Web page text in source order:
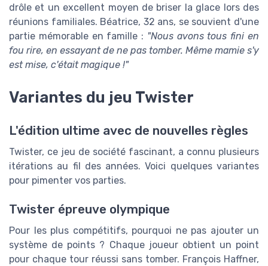
drôle et un excellent moyen de briser la glace lors des
réunions familiales. Béatrice, 32 ans, se souvient d'une
partie mémorable en famille : "Nous avons tous fini en
fou rire, en essayant de ne pas tomber. Même mamie s'y
est mise, c'était magique !"
Variantes du jeu Twister
L'édition ultime avec de nouvelles règles
Twister, ce jeu de société fascinant, a connu plusieurs
itérations au fil des années. Voici quelques variantes
pour pimenter vos parties.
Twister épreuve olympique
Pour les plus compétitifs, pourquoi ne pas ajouter un
système de points ? Chaque joueur obtient un point
pour chaque tour réussi sans tomber. François Haffner,